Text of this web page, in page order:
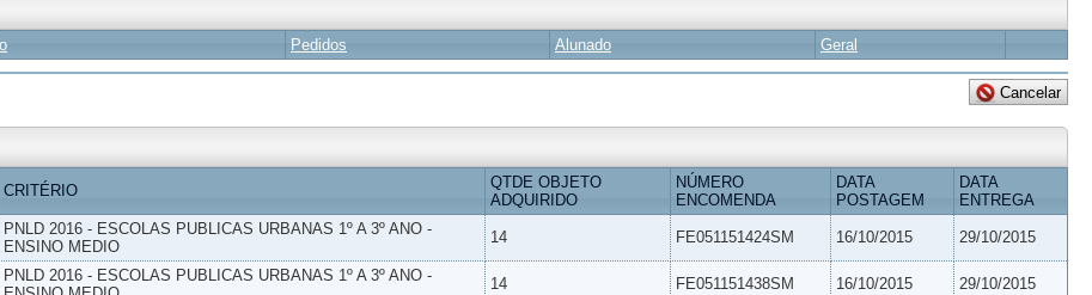
Pedidos Alunado Geral
CRITÉRIO
QTDE OBJETO
ADQUIRIDO
NÚMERO
ENCOMENDA
DATA
POSTAGEM
DATA
ENTREGA
PNLD 2016 - ESCOLAS PUBLICAS URBANAS 1º A 3º ANO -
ENSINO MEDIO
14 FE051151424SM 16/10/2015 29/10/2015
PNLD 2016 - ESCOLAS PUBLICAS URBANAS 1º A 3º ANO -
14 FE051151438SM 16/10/2015 29/10/2015